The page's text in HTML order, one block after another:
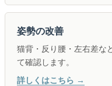
姿勢の改善
猫背・反り腰・左右差な
て確認します。
詳しくはこちら →